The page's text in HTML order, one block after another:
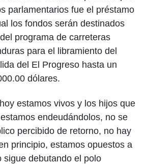
parlamentarios fue el préstamo
los fondos serán destinados
programa de carreteras
para el libramiento del
del El Progreso hasta un
dólares.
estamos vivos y los hijos que
endeudándolos, no se
percibido de retorno, no hay
principio, estamos opuestos a
sigue debutando el polo